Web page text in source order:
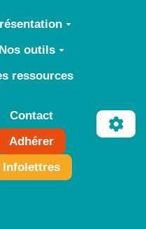
Nos outils
ressources
Contact
Adhérer
Infolettres